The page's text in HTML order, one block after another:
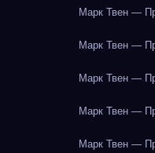
Марк Твен —
Марк Твен —
Марк Твен —
Марк Твен —
Марк Твен —